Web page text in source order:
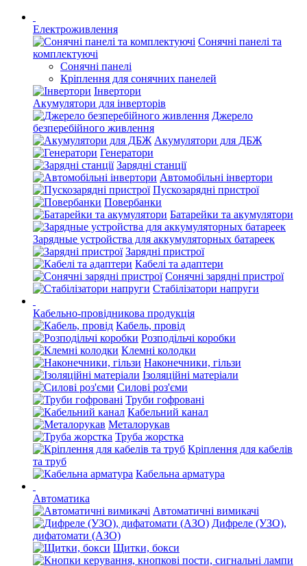
Електроживлення
Сонячні панелі та
комплектуючі
Сонячні панелі
Кріплення для сонячних панелей
Інвертори
Акумулятори для інверторів
Джерело
безперебійного живлення
Акумулятори для ДБЖ
Генератори
Зарядні станції
Автомобільні інвертори
Пускозарядні пристрої
Повербанки
Батарейки та акумулятори
Зарядные устройства для аккумуляторных батареек
Зарядні пристрої
Кабелі та адаптери
Сонячні зарядні пристрої
Стабілізатори напруги
Кабельно-провідникова продукція
Кабель, провід
Розподільчі коробки
Клемні колодки
Наконечники, гільзи
Ізоляційні матеріали
Силові роз'єми
Труби гофровані
Кабельний канал
Металорукав
Труба жорстка
Кріплення для кабелів
та труб
Кабельна арматура
Автоматика
Автоматичні вимикачі
Дифреле (УЗО),
дифатомати (АЗО)
Щитки, бокси